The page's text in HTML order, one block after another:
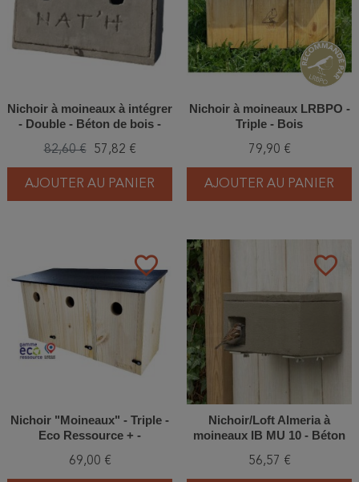
Nichoir à moineaux à intégrer
- Double - Béton de bois -
82,60 € 57,82 €
AJOUTER AU PANIER
Nichoir à moineaux LRBPO -
Triple - Bois
79,90 €
AJOUTER AU PANIER
favorite_border
Nichoir "Moineaux" - Triple -
Eco Ressource + -
69,00 €
favorite_border
Nichoir/Loft Almeria à
moineaux IB MU 10 - Béton
56,57 €